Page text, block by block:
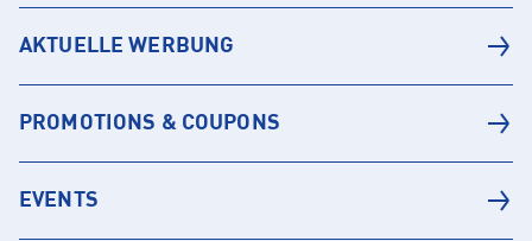
AKTUELLE WERBUNG
PROMOTIONS & COUPONS
EVENTS